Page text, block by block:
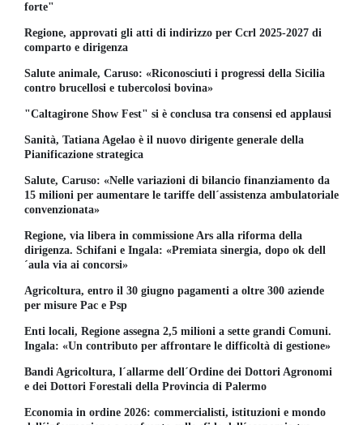
forte"
Regione, approvati gli atti di indirizzo per Ccrl 2025-2027 di
comparto e dirigenza
Salute animale, Caruso: «Riconosciuti i progressi della Sicilia
contro brucellosi e tubercolosi bovina»
"Caltagirone Show Fest" si è conclusa tra consensi ed applausi
Sanità, Tatiana Agelao è il nuovo dirigente generale della
Pianificazione strategica
Salute, Caruso: «Nelle variazioni di bilancio finanziamento da
15 milioni per aumentare le tariffe dell´assistenza ambulatoriale
convenzionata»
Regione, via libera in commissione Ars alla riforma della
dirigenza. Schifani e Ingala: «Premiata sinergia, dopo ok dell
´aula via ai concorsi»
Agricoltura, entro il 30 giugno pagamenti a oltre 300 aziende
per misure Pac e Psp
Enti locali, Regione assegna 2,5 milioni a sette grandi Comuni.
Ingala: «Un contributo per affrontare le difficoltà di gestione»
Bandi Agricoltura, l´allarme dell´Ordine dei Dottori Agronomi
e dei Dottori Forestali della Provincia di Palermo
Economia in ordine 2026: commercialisti, istituzioni e mondo